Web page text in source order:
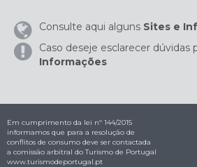
Consulte aqui alguns Sites e
Caso deseje esclarecer dúvidas
Informações
Em cumprimento da lei nº 144/2015
informamos que para a resolução de
conflitos de consumo deve ser contactada
a comissão arbitral do Turismo de Portugal
www.turismodeportugal.pt